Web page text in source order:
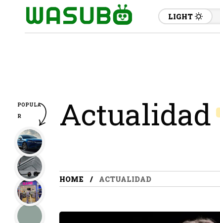
LIGHT
Actualidad
HOME ACTUALIDAD
POPULA
R